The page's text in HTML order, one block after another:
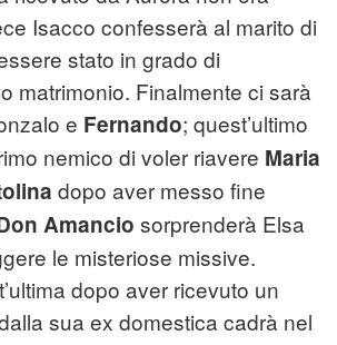
Isacco confesserà al marito di
stato in grado di
matrimonio. Finalmente ci sarà
e Fernando; quest’ultimo
nemico di voler riavere Maria
dopo aver messo fine
Amancio sorprenderà Elsa
le misteriose missive.
dopo aver ricevuto un
sua ex domestica cadrà nel